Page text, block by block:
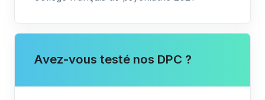
Avez-vous testé nos DPC ?